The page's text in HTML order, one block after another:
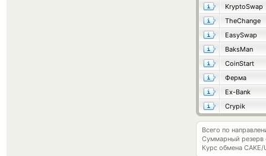
KryptoSwap
TheChange
EasySwap
BaksMan
CoinStart
Ферма
Ex-Bank
Crypik
Всего по
Суммарный резерв
Курс обмена CAKE/